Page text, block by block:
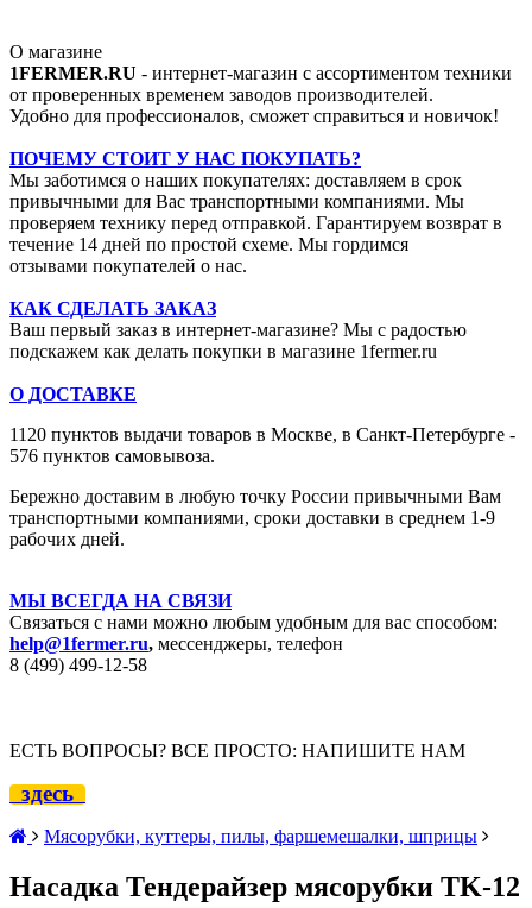
О магазине
1FERMER.RU - интернет-магазин с ассортиментом техники
от проверенных временем заводов производителей.
Удобно для профессионалов, сможет справиться и новичок!
ПОЧЕМУ СТОИТ У НАС ПОКУПАТЬ?
Мы заботимся о наших покупателях: доставляем в срок
привычными для Вас транспортными компаниями. Мы
проверяем технику перед отправкой. Гарантируем возврат в
течение 14 дней по простой схеме. Мы гордимся
отзывами покупателей о нас.
КАК СДЕЛАТЬ ЗАКАЗ
Ваш первый заказ в интернет-магазине? Мы с радостью
подскажем как делать покупки в магазине 1fermer.ru
О ДОСТАВКЕ
1120 пунктов выдачи товаров в Москве, в Санкт-Петербурге -
576 пунктов самовывоза.
Бережно доставим в любую точку России привычными Вам
транспортными компаниями, сроки доставки в среднем 1-9
рабочих дней.
МЫ ВСЕГДА НА СВЯЗИ
Связаться с нами можно любым удобным для вас способом:
help@1fermer.ru, мессенджеры, телефон
8 (499) 499-12-58
ЕСТЬ ВОПРОСЫ? ВСЕ ПРОСТО: НАПИШИТЕ НАМ
здесь
Мясорубки, куттеры, пилы, фаршемешалки, шприцы
Насадка Тендерайзер мясорубки TK-12